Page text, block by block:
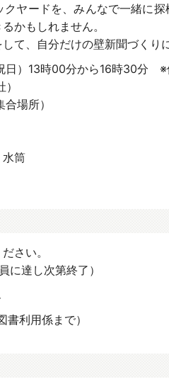
クヤードを、みんなで一緒に
かもしれません。
て、自分だけの壁新聞づくり
）13時00分から16時30分 ※
場所）
筒
さい。
に達し次第終了）
利用係まで）